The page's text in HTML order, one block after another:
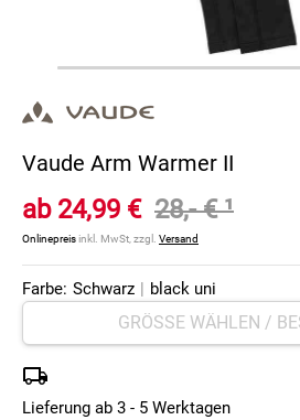
Vaude Arm Warmer II
ab24,99 € 28,- €¹
Onlinepreisinkl. MwSt, zzgl. Versand
Farbe: Schwarz | black uni
Lieferung ab 3 - 5 Werktagen